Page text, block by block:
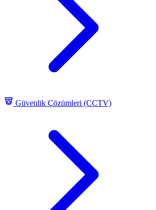
Güvenlik Çözümleri (CCTV)